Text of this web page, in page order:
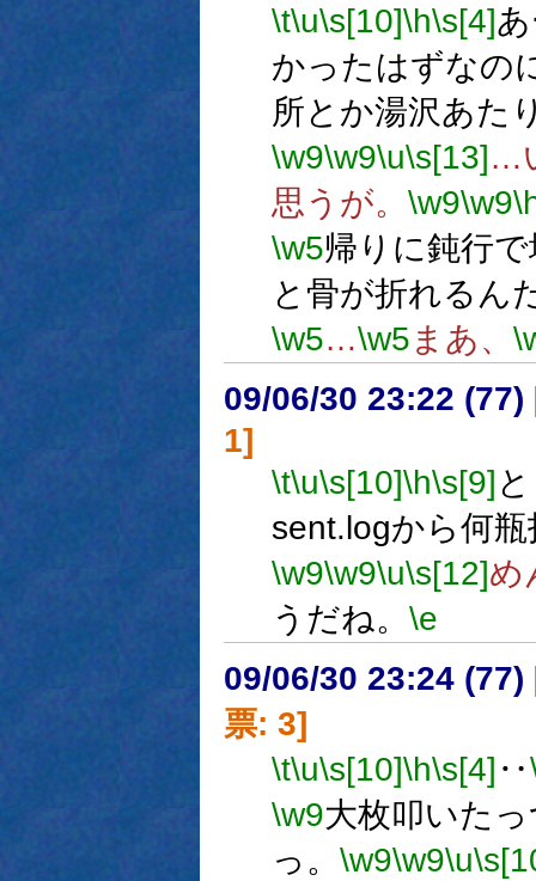
\t\u\s[10]\h\s[4]
かったはずなの
所とか湯沢あた
\w9\w9\u\s[13]…
思うが。 \w9\w9
\w5帰りに鈍行
と骨が折れるん
\w5…\w5まあ、
09/06/30 23:22 (77)
1]
\t\u\s[10]\h\s[9]
sent.logから何
\w9\w9\u\s[12]め
うだね。 \e
09/06/30 23:24 (77)
票: 3]
\t\u\s[10]\h\s[4] ‥
\w9大枚叩いた
っ。 \w9\w9\u